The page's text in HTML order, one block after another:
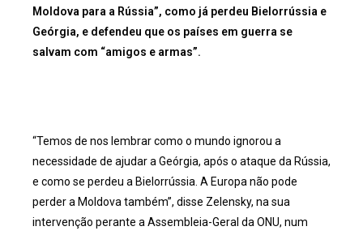
Moldova para a Rússia”, como já perdeu Bielorrússia e
Geórgia, e defendeu que os países em guerra se
salvam com “amigos e armas”.
“Temos de nos lembrar como o mundo ignorou a
necessidade de ajudar a Geórgia, após o ataque da Rússia,
e como se perdeu a Bielorrússia. A Europa não pode
perder a Moldova também”, disse Zelensky, na sua
intervenção perante a Assembleia-Geral da ONU, num